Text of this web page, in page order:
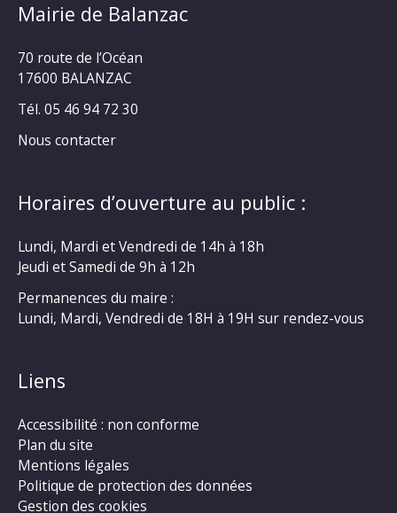
Mairie de Balanzac
70 route de l’Océan
17600 BALANZAC
Tél. 05 46 94 72 30
Nous contacter
Horaires d’ouverture au public :
Lundi, Mardi et Vendredi de 14h à 18h
Jeudi et Samedi de 9h à 12h
Permanences du maire :
Lundi, Mardi, Vendredi de 18H à 19H sur rendez-vous
Liens
Accessibilité : non conforme
Plan du site
Mentions légales
Politique de protection des données
Gestion des cookies